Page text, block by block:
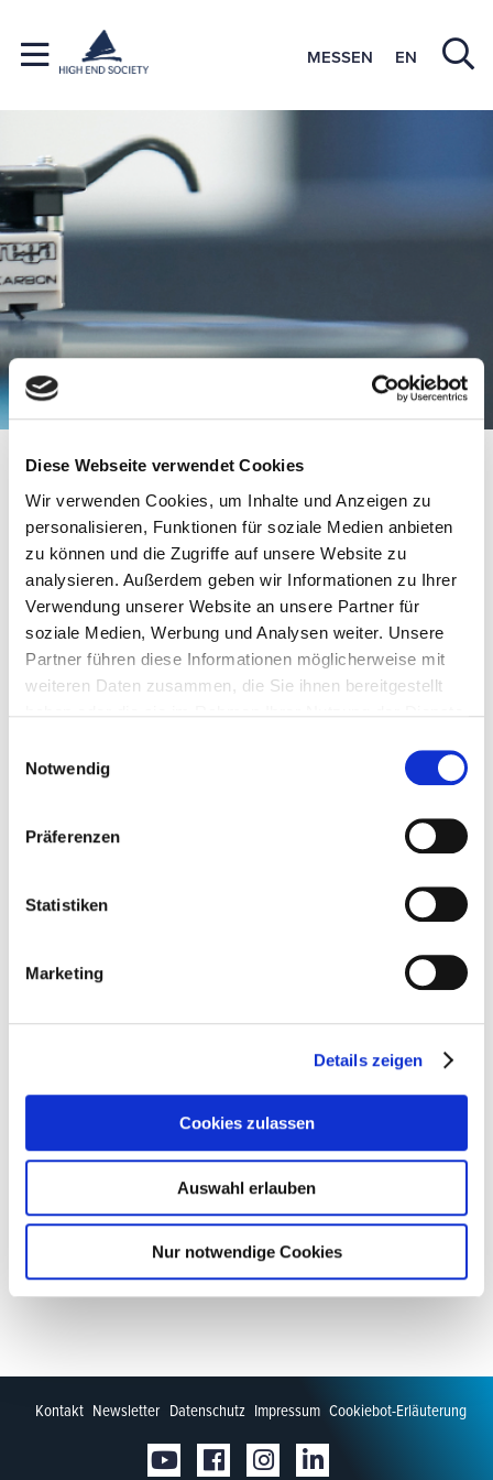
Diese Webseite verwendet Cookies
Wir verwenden Cookies, um Inhalte und Anzeigen zu
personalisieren, Funktionen für soziale Medien anbieten
zu können und die Zugriffe auf unsere Website zu
analysieren. Außerdem geben wir Informationen zu Ihrer
Verwendung unserer Website an unsere Partner für
soziale Medien, Werbung und Analysen weiter. Unsere
Partner führen diese Informationen möglicherweise mit
weiteren Daten zusammen, die Sie ihnen bereitgestellt
Notwendig
Präferenzen
Statistiken
Marketing
Details zeigen
Cookies zulassen
Auswahl erlauben
Nur notwendige Cookies
EN
MESSEN
Mitgliedsfirmen
IAD-GMBH
INTERNATIONAL AUDIO
Johann-Georg-Halske-Str.11
info@iad-gmbh.de
www.iad-audio.de
Kontakt Newsletter Datenschutz Impressum Cookiebot-Erläuterung